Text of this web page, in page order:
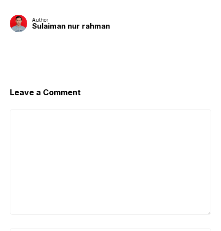
Author
Sulaiman nur rahman
Leave a Comment